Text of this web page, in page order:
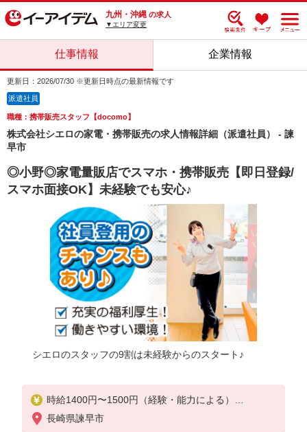
九州・沖縄 の求人
▼エリア変更
仕事情報 企業情報
更新日：2026/07/30 ※更新日時点の最新情報です
派遣社員
職種：携帯販売スタッフ【docomo】
株式会社シエロの家電・携帯販売の求人情報詳細（派遣社員） - 諫
早市
◎小野◎家電量販店でスマホ・携帯販売【即日登録/
スマホ面接OK】未経験でも安心♪
シエロのスタッフの9割は未経験からのスタート♪
時給1400円〜1500円（経験・能力による）
※残業代支給
★交通費別途支給（規定あり）
長崎県諫早市